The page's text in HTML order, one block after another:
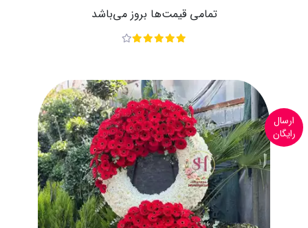
تمامی قیمت‌ها بروز می‌باشد
ارسال
رایگان